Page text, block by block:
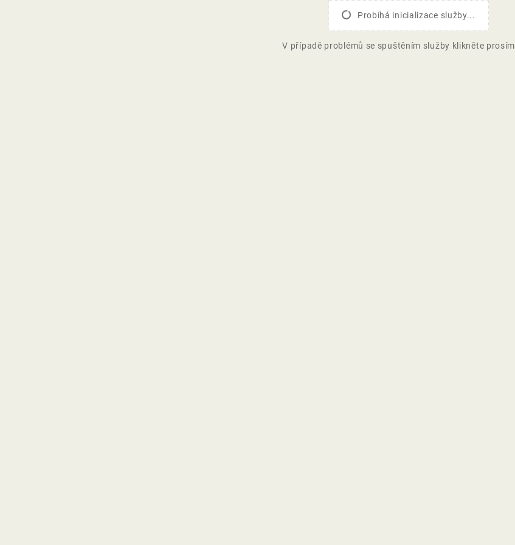
Probíhá inicializace služby...
V případě problémů se spuštěním služby klikněte prosím